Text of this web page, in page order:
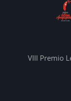
VIII Premio